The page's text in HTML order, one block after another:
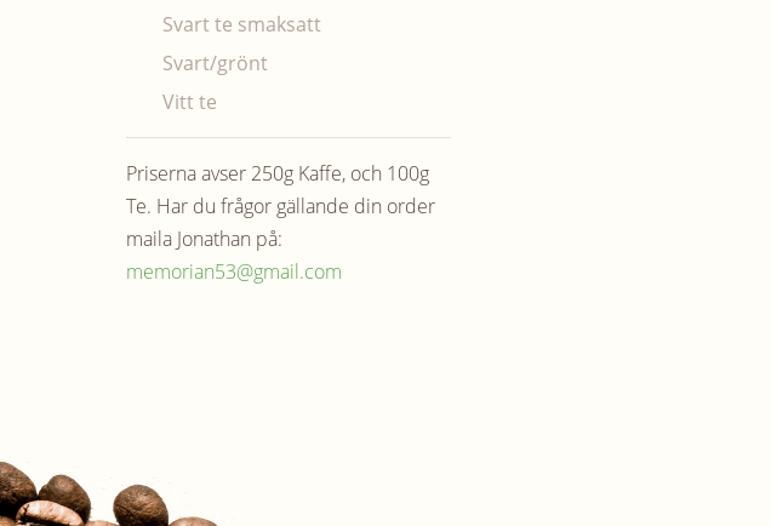
Svart te smaksatt
Svart/grönt
Vitt te
Priserna avser 250g Kaffe, och 100g
Te. Har du frågor gällande din order
maila Jonathan på:
memorian53@gmail.com